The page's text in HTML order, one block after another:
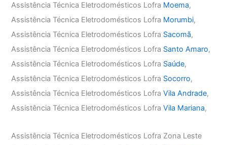
Assistência Técnica Eletrodomésticos Lofra Moema,
Assistência Técnica Eletrodomésticos Lofra Morumbi,
Assistência Técnica Eletrodomésticos Lofra Sacomã,
Assistência Técnica Eletrodomésticos Lofra Santo Amaro,
Assistência Técnica Eletrodomésticos Lofra Saúde,
Assistência Técnica Eletrodomésticos Lofra Socorro,
Assistência Técnica Eletrodomésticos LofraVila Andrade,
Assistência Técnica Eletrodomésticos LofraVila Mariana,
Assistência Técnica Eletrodomésticos Lofra Zona Leste